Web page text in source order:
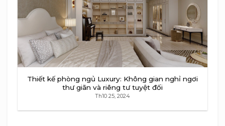
Thiết kế phòng ngủ Luxury: Không gian nghỉ ngơi
thư giãn và riêng tư tuyệt đối
Th10 25, 2024